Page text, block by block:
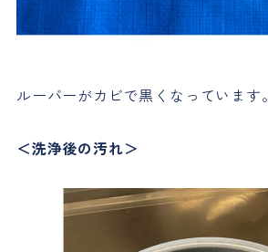
ルーバーがカビで黒くなっています。
＜洗浄後の汚れ＞